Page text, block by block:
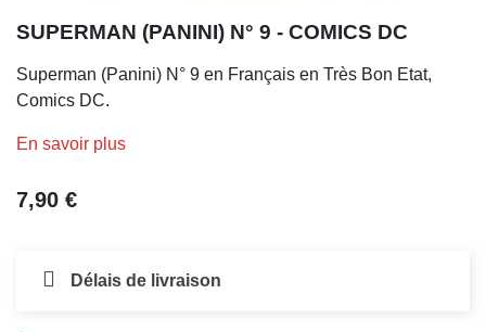
SUPERMAN (PANINI) N° 9 - COMICS DC
Superman (Panini) N° 9 en Français en Très Bon Etat,
Comics DC.
En savoir plus
7,90 €
Délais de livraison